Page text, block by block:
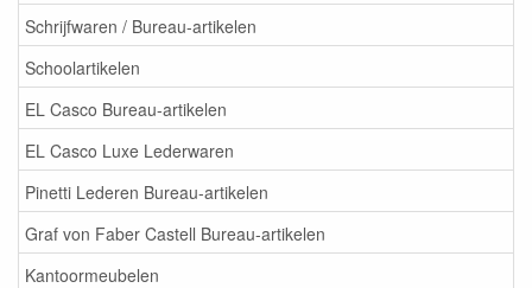
Schrijfwaren / Bureau-artikelen
Schoolartikelen
EL Casco Bureau-artikelen
EL Casco Luxe Lederwaren
Pinetti Lederen Bureau-artikelen
Graf von Faber Castell Bureau-artikelen
Kantoormeubelen